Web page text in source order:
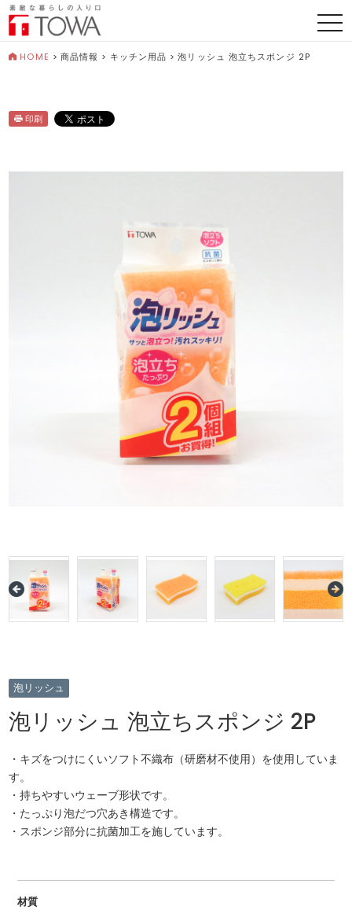
HOME > 商品情報 > キッチン用品 > 泡リッシュ 泡立ちスポンジ 2P
印刷
泡リッシュ
泡リッシュ 泡立ちスポンジ 2P
・キズをつけにくいソフト不織布（研磨材不使用）を使用していま
す。
・持ちやすいウェーブ形状です。
・たっぷり泡だつ穴あき構造です。
・スポンジ部分に抗菌加工を施しています。
材質